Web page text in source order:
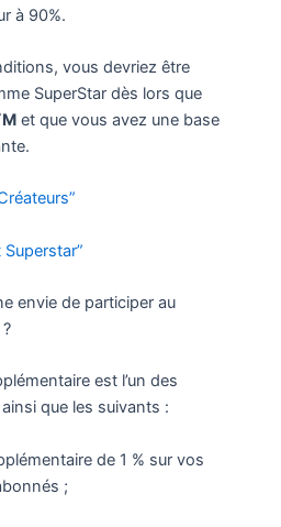
à 90%.
vous devriez être
SuperStar dès lors que
et que vous avez une base
envie de participer au
est l’un des
que les suivants :
de 1 % sur vos
;